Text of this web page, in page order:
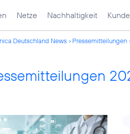
Netze Nachhaltigkeit
Deutschland News Pressemitteilungen